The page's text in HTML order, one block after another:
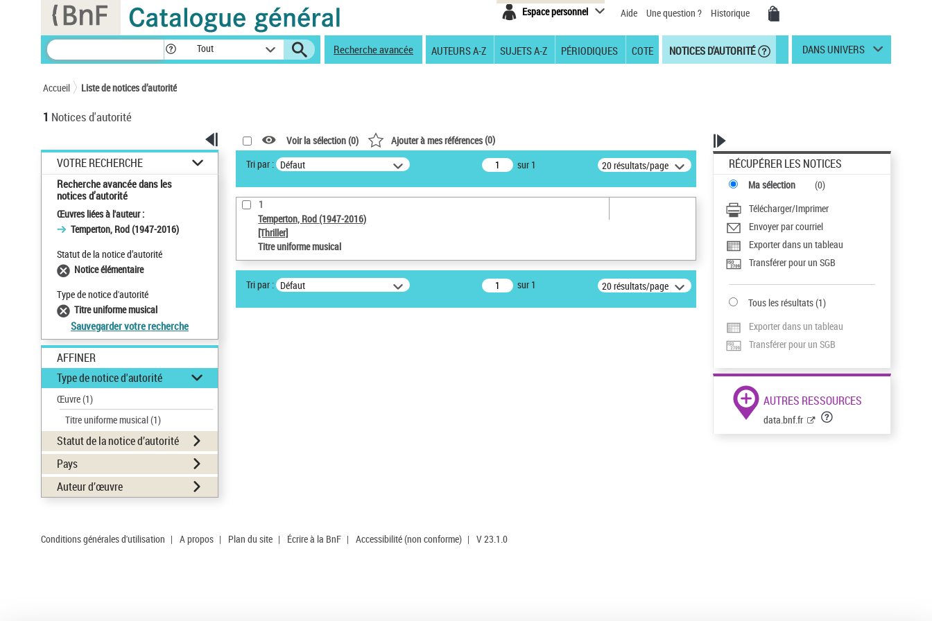
Espace personnel Aide Une question ? Historique
Tout Recherche avancée AUTEURS A-Z SUJETS A-Z PÉRIODIQUES COTE NOTICES D'AUTORITÉ DANS UNIVERS
Accueil Liste de notices d’autorité
1 Notices d'autorité
VOTRE RECHERCHE
Recherche avancée dans les
notices d’autorité
Œuvres liées à l'auteur :
Temperton, Rod (1947-2016)
Statut de la notice d’autorité
Notice élémentaire
Type de notice d'autorité
Titre uniforme musical
Sauvegarder votre recherche
AFFINER
Type de notice d'autorité
Œuvre(1)
Titre uniforme musical(1)
Statut de la notice d’autorité
Pays
Auteur d’œuvre
Voir la sélection (0) Ajouter à mes références(0)
Tri par : Défaut sur 1 20 résultats/page
1
Temperton, Rod (1947-2016)
[Thriller]
Titre uniforme musical
Tri par : Défaut sur 1 20 résultats/page
RÉCUPÉRER LES NOTICES
Ma sélection (0)
Télécharger/Imprimer
Envoyer par courriel
Exporter dans un tableau
Transférer pour un SGB
Tous les résultats(1)
Exporter dans un tableau
Transférer pour un SGB
AUTRES RESSOURCES
data.bnf.fr
Conditions générales d'utilisation | A propos | Plan du site | Écrire à la BnF | Accessibilité (non conforme) | V 23.1.0
Panneau de gestion des cookies